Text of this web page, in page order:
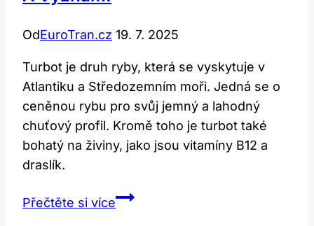
OdEuroTran.cz 19. 7. 2025
Turbot je druh ryby, která se vyskytuje v
Atlantiku a Středozemním moři. Jedná se o
ceněnou rybu pro svůj jemný a lahodný
chuťový profil. Kromě toho je turbot také
bohatý na živiny, jako jsou vitamíny B12 a
draslík.
Přečtěte si víceTurbot: